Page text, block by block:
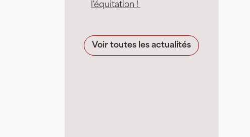
l'équitation !
Voir toutes les actualités